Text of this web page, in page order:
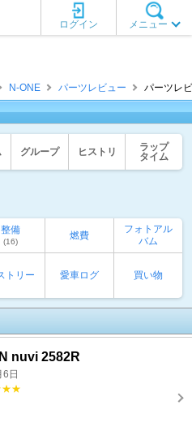
メニュー
ログイン
N-ONE パーツレビュー パーツレ
グループ ヒストリ
ラップ
タイム
整備
(16)
燃費
フォトアル
バム
トリー 愛車ログ 買い物
nuvi 2582R
日